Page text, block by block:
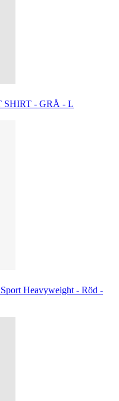
SHIRT - GRÅ - L
Heavyweight - Röd -